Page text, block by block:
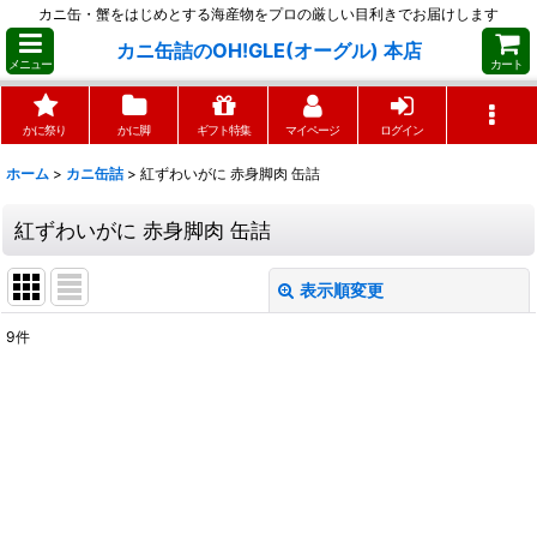
カニ缶・蟹をはじめとする海産物をプロの厳しい目利きでお届けします
メニュー
カニ缶詰のOH!GLE(オーグル) 本店
カート
かに祭り かに脚 ギフト特集 マイページ ログイン
ホーム > カニ缶詰 > 紅ずわいがに 赤身脚肉 缶詰
紅ずわいがに 赤身脚肉 缶詰
表示順変更
9件